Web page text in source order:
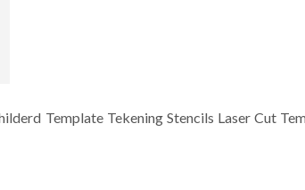
Template Tekening Stencils Laser Cut